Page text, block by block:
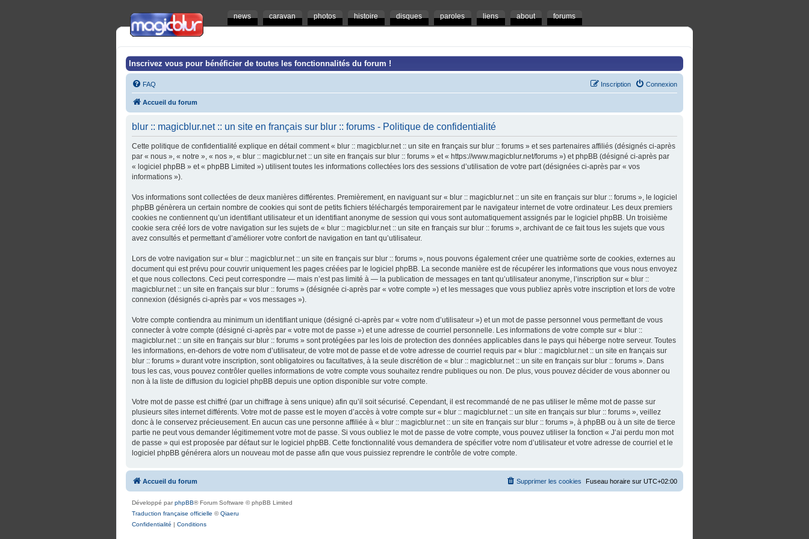
news caravan photos histoire disques paroles liens about forums
Inscrivez vous pour bénéficier de toutes les fonctionnalités du forum !
FAQ Connexion
Inscription
Accueil du forum
blur :: magicblur.net :: un site en français sur blur :: forums - Politique de confidentialité
Cette politique de confidentialité explique en détail comment « blur :: magicblur.net :: un site en français sur blur :: forums » et ses partenaires affiliés (désignés ci-après
par « nous », « notre », « nos », « blur :: magicblur.net :: un site en français sur blur :: forums » et « https://www.magicblur.net/forums ») et phpBB (désigné ci-après par
« logiciel phpBB » et « phpBB Limited ») utilisent toutes les informations collectées lors des sessions d’utilisation de votre part (désignées ci-après par « vos
informations »).
Vos informations sont collectées de deux manières différentes. Premièrement, en naviguant sur « blur :: magicblur.net :: un site en français sur blur :: forums », le logiciel
phpBB génèrera un certain nombre de cookies qui sont de petits fichiers téléchargés temporairement par le navigateur internet de votre ordinateur. Les deux premiers
cookies ne contiennent qu’un identifiant utilisateur et un identifiant anonyme de session qui vous sont automatiquement assignés par le logiciel phpBB. Un troisième
cookie sera créé lors de votre navigation sur les sujets de « blur :: magicblur.net :: un site en français sur blur :: forums », archivant de ce fait tous les sujets que vous
avez consultés et permettant d’améliorer votre confort de navigation en tant qu’utilisateur.
Lors de votre navigation sur « blur :: magicblur.net :: un site en français sur blur :: forums », nous pouvons également créer une quatrième sorte de cookies, externes au
document qui est prévu pour couvrir uniquement les pages créées par le logiciel phpBB. La seconde manière est de récupérer les informations que vous nous envoyez
et que nous collectons. Ceci peut correspondre — mais n’est pas limité à — la publication de messages en tant qu’utilisateur anonyme, l’inscription sur « blur ::
magicblur.net :: un site en français sur blur :: forums » (désignée ci-après par « votre compte ») et les messages que vous publiez après votre inscription et lors de votre
connexion (désignés ci-après par « vos messages »).
Votre compte contiendra au minimum un identifiant unique (désigné ci-après par « votre nom d’utilisateur ») et un mot de passe personnel vous permettant de vous
connecter à votre compte (désigné ci-après par « votre mot de passe ») et une adresse de courriel personnelle. Les informations de votre compte sur « blur ::
magicblur.net :: un site en français sur blur :: forums » sont protégées par les lois de protection des données applicables dans le pays qui héberge notre serveur. Toutes
les informations, en-dehors de votre nom d’utilisateur, de votre mot de passe et de votre adresse de courriel requis par « blur :: magicblur.net :: un site en français sur
blur :: forums » durant votre inscription, sont obligatoires ou facultatives, à la seule discrétion de « blur :: magicblur.net :: un site en français sur blur :: forums ». Dans
tous les cas, vous pouvez contrôler quelles informations de votre compte vous souhaitez rendre publiques ou non. De plus, vous pouvez décider de vous abonner ou
non à la liste de diffusion du logiciel phpBB depuis une option disponible sur votre compte.
Votre mot de passe est chiffré (par un chiffrage à sens unique) afin qu’il soit sécurisé. Cependant, il est recommandé de ne pas utiliser le même mot de passe sur
plusieurs sites internet différents. Votre mot de passe est le moyen d’accès à votre compte sur « blur :: magicblur.net :: un site en français sur blur :: forums », veillez
donc à le conservez précieusement. En aucun cas une personne affiliée à « blur :: magicblur.net :: un site en français sur blur :: forums », à phpBB ou à un site de tierce
partie ne peut vous demander légitimement votre mot de passe. Si vous oubliez le mot de passe de votre compte, vous pouvez utiliser la fonction « J’ai perdu mon mot
de passe » qui est proposée par défaut sur le logiciel phpBB. Cette fonctionnalité vous demandera de spécifier votre nom d’utilisateur et votre adresse de courriel et le
logiciel phpBB générera alors un nouveau mot de passe afin que vous puissiez reprendre le contrôle de votre compte.
Accueil du forum Fuseau horaire sur UTC+02:00
Supprimer les cookies
Développé parphpBB® Forum Software © phpBB Limited
Traduction française officielle ©Qiaeru
Confidentialité | Conditions